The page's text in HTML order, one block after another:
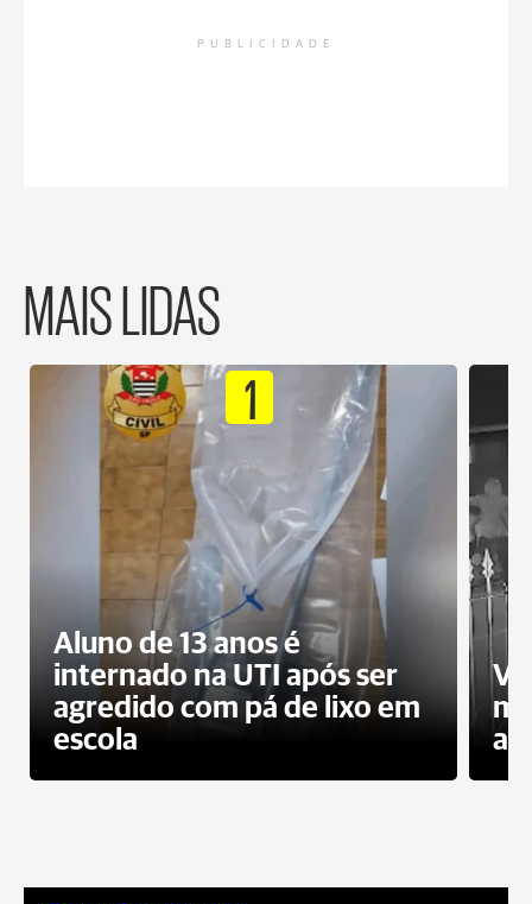
PUBLICIDADE
MAIS LIDAS
1
Aluno de 13 anos é
internado na UTI após ser
agredido com pá de lixo em
escola
a